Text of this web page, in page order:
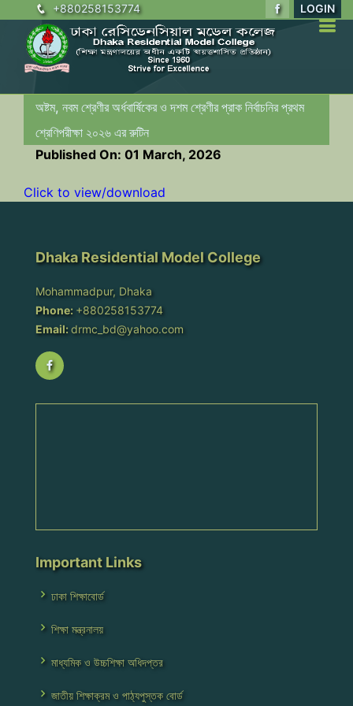
+880258153774 LOGIN
অষ্টম, নবম শ্রেণীর অর্ধবার্ষিকের ও দশম শ্রেণীর প্রাক নির্বাচনির প্রথম
শ্রেণিপরীক্ষা ২০২৬ এর রুটিন
Published On: 01 March, 2026
Click to view/download
Dhaka Residential Model College
Mohammadpur, Dhaka
Phone: +880258153774
Email: drmc_bd@yahoo.com
Important Links
ঢাকা শিক্ষাবোর্ড
শিক্ষা মন্ত্রনালয়
মাধ্যমিক ও উচ্চশিক্ষা অধিদপ্তর
জাতীয় শিক্ষাক্রম ও পাঠ্যপুস্তক বোর্ড